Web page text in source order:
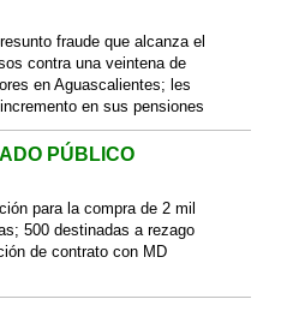
fraude que alcanza el
contra una veintena de
en Aguascalientes; les
en sus pensiones
PÚBLICO
para la compra de 2 mil
500 destinadas a rezago
de contrato con MD